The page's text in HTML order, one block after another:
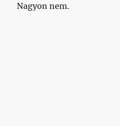
Nagyon nem.